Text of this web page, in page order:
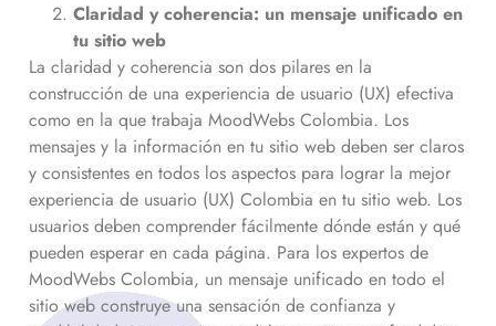
Claridad y coherencia: un mensaje unificado en
tu sitio web
La claridad y coherencia son dos pilares en la
construcción de una experiencia de usuario (UX) efectiva
como en la que trabaja MoodWebs Colombia. Los
mensajes y la información en tu sitio web deben ser claros
y consistentes en todos los aspectos para lograr la mejor
experiencia de usuario (UX) Colombia en tu sitio web. Los
usuarios deben comprender fácilmente dónde están y qué
pueden esperar en cada página. Para los expertos de
MoodWebs Colombia, un mensaje unificado en todo el
sitio web construye una sensación de confianza y